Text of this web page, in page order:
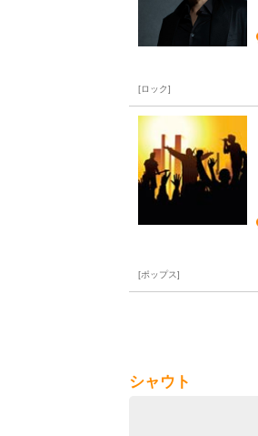
ロック
ポップス
シャウト